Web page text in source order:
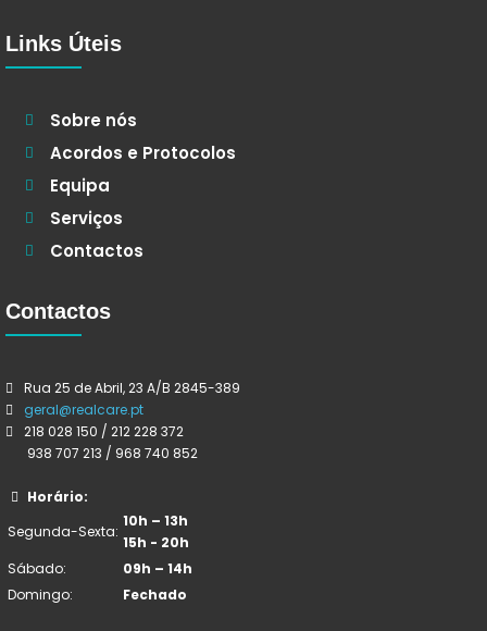
Links Úteis
Sobre nós
Acordos e Protocolos
Equipa
Serviços
Contactos
Contactos
Rua 25 de Abril, 23 A/B 2845-389
geral@realcare.pt
218 028 150 / 212 228 372
938 707 213 / 968 740 852
Horário:
Segunda-Sexta:
10h – 13h
15h - 20h
Sábado:
09h – 14h
Domingo:
Fechado